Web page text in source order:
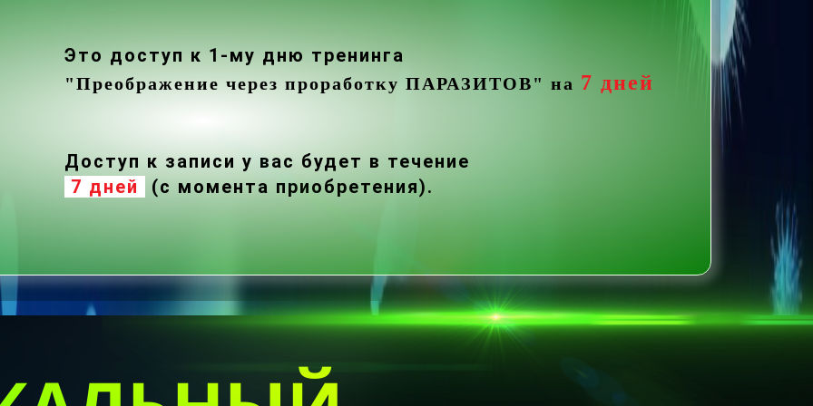
Это доступ к 1-му дню тренинга
"Преображение через проработку ПАРАЗИТОВ" на 7 дней
Доступ к записи у вас будет в течение
7 дней
(с момента приобретения).